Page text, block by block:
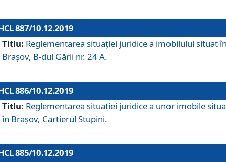
887/10.12.2019
Titlu: Reglementarea situației juridice a imobilului situat
Brașov, B-dul Gării nr. 24 A.
886/10.12.2019
Titlu: Reglementarea situaţiei juridice a unor imobile
în Braşov, Cartierul Stupini.
885/10.12.2019